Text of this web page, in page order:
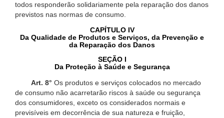
todos responderão solidariamente pela reparação dos danos
previstos nas normas de consumo.
CAPÍTULO IV
Da Qualidade de Produtos e Serviços, da Prevenção e
da Reparação dos Danos
SEÇÃO I
Da Proteção à Saúde e Segurança
Art. 8° Os produtos e serviços colocados no mercado
de consumo não acarretarão riscos à saúde ou segurança
dos consumidores, exceto os considerados normais e
previsíveis em decorrência de sua natureza e fruição,